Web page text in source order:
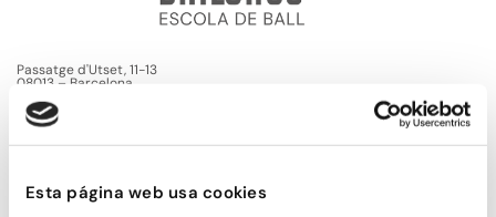
Esta página web usa cookies
Passatge d'Utset, 11-13
08013 – Barcelona
680 455 807